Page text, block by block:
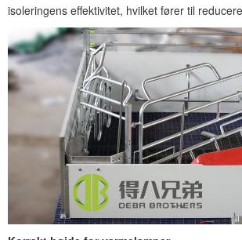
isoleringens effektivitet, hvilket fører til